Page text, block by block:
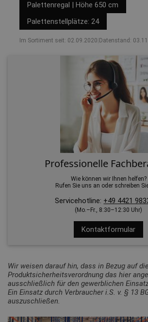
Palettenregal | Höhe 650 cm
Palettenstellplätze: 24
Im Sortiment seit: 02.09.2020 Datenstand:
Professionelle
Wie können wir Ihnen helfen?
Rufen Sie uns an oder schreiben
Servicehotline: +49 4421
(Mo.–Fr., 8:30–12:30 Uhr)
Kontaktformular
Wir weisen darauf hin, dass in Bezug auf die
Produktsicherheitsverordnung das hier
ausschließlich für den gewerblichen
Ein Einsatz durch Verbraucher i.S. v. § 13
auszuschließen.